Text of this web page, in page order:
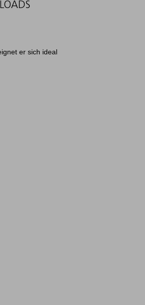
er sich ideal